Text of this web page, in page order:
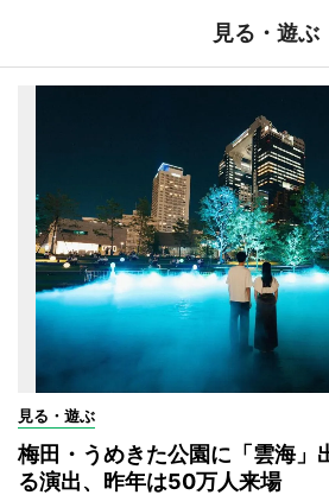
見る・遊ぶ
見る・遊ぶ
梅田・うめきた公園に「雲海
る演出、昨年は50万人来場